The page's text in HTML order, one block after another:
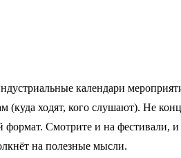
календари
(куда ходят, кого слушают). Не
формат. Смотрите и на фестивали,
на полезные мысли.